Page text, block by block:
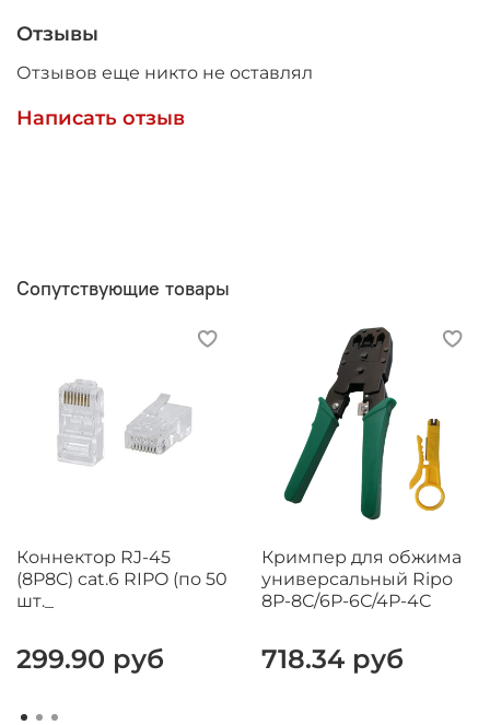
Отзывы
Отзывов еще никто не оставлял
Написать отзыв
Сопутствующие товары
Коннектор RJ-45
(8P8C) cat.6 RIPO (по 50
шт._
299.90 руб
Кримпер для обжима
универсальный Ripo
8Р-8С/6Р-6С/4Р-4С
718.34 руб